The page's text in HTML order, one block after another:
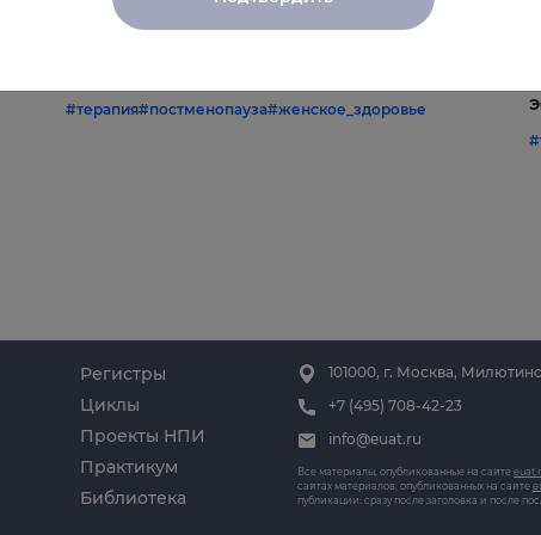
#терапия#постменопауза#женское_здоровье
Циклы
Проекты НПИ
Практикум
Библиотека
Регистры
101000, г. Москва,
+7 (495) 708-42-23
info@euat.ru
Все материалы, опубликованные на сайте
сайтах материалов, опубликованных на сайте
публикации: сразу после заголовка и после